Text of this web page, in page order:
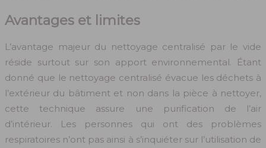
Avantages et limites
L’avantage majeur du nettoyage centralisé par le vide
réside surtout sur son apport environnemental. Étant
donné que le nettoyage centralisé évacue les déchets à
l’extérieur du bâtiment et non dans la pièce à nettoyer,
cette technique assure une purification de l’air
d’intérieur. Les personnes qui ont des problèmes
respiratoires n’ont pas ainsi à s’inquiéter sur l’utilisation de